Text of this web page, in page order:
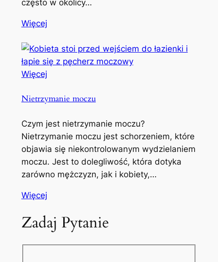
często w okolicy…
Więcej
Więcej
Nietrzymanie moczu
Czym jest nietrzymanie moczu?
Nietrzymanie moczu jest schorzeniem, które
objawia się niekontrolowanym wydzielaniem
moczu. Jest to dolegliwość, która dotyka
zarówno mężczyzn, jak i kobiety,…
Więcej
Zadaj Pytanie